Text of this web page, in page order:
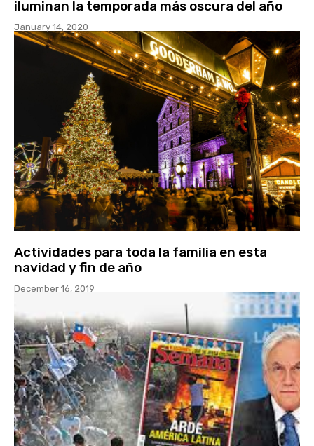
iluminan la temporada más oscura del año
January 14, 2020
Actividades para toda la familia en esta
navidad y fin de año
December 16, 2019